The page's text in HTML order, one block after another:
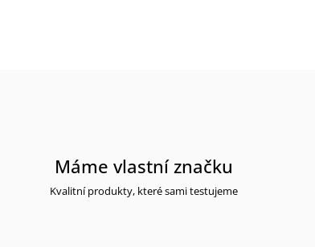
Máme vlastní značku
Kvalitní produkty, které sami testujeme